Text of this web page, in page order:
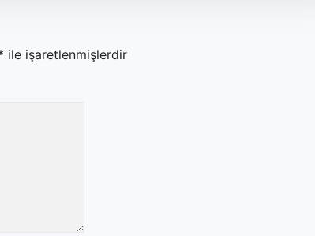
ile işaretlenmişlerdir